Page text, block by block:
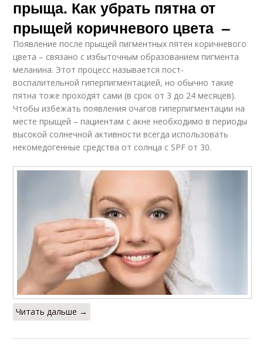
прыща. Как убрать пятна от
прыщей коричневого цвета –
Появление после прыщей пигментных пятен коричневого
цвета – связано с избыточным образованием пигмента
меланина. Этот процесс называется пост-
воспалительной гиперпигментацией, но обычно такие
пятна тоже проходят сами (в срок от 3 до 24 месяцев).
Чтобы избежать появления очагов гиперпигментации на
месте прыщей – пациентам с акне необходимо в периоды
высокой солнечной активности всегда использовать
некомедогенные средства от солнца с SPF от 30.
Читать дальше →